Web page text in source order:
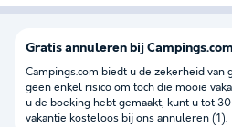
Gratis annuleren bij Campings.com
Campings.com biedt u de zekerheid van
geen enkel risico om toch die mooie
u de boeking hebt gemaakt, kunt u tot
vakantie kosteloos bij ons annuleren (1).